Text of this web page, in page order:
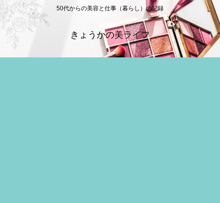
50代からの美容と仕事（暮らし）の記録
きょうかの美ライフ